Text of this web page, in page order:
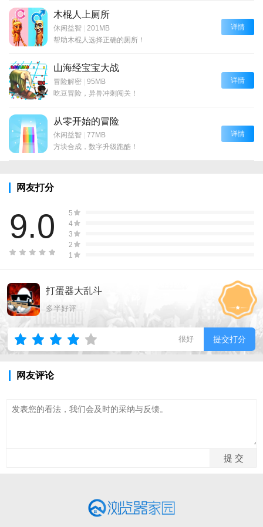
木棍人上厕所
休闲益智 | 201MB
帮助木棍人选择正确的厕所！
详情
山海经宝宝大战
冒险解密 | 95MB
吃豆冒险，异兽冲刺闯关！
详情
从零开始的冒险
休闲益智 | 77MB
方块合成，数字升级跑酷！
详情
网友打分
9.0
5
4
3
2
1
打蛋器大乱斗
多半好评
很好 提交打分
网友评论